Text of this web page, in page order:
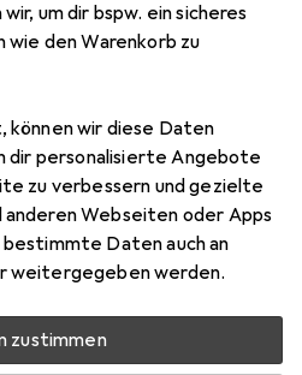
um dir bspw. ein sicheres
wie den Warenkorb zu
können wir diese Daten
dir personalisierte Angebote
zu verbessern und gezielte
anderen Webseiten oder Apps
bestimmte Daten auch an
weitergegeben werden.
zustimmen
+ Plyg Mst Lifting
Mehr von Collistar